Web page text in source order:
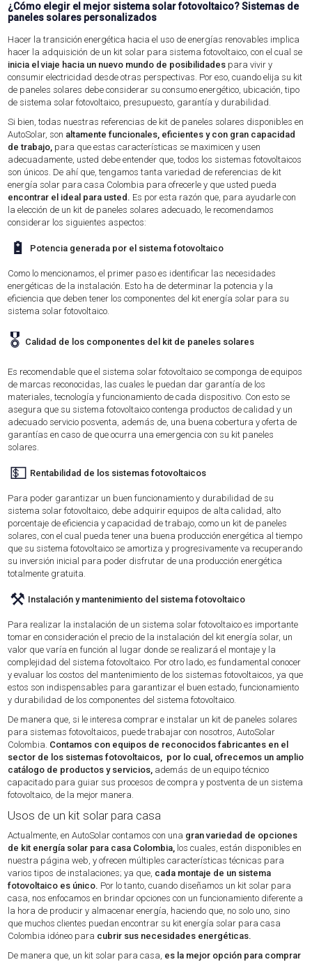
¿Cómo elegir el mejor sistema solar fotovoltaico? Sistemas de
paneles solares personalizados
Hacer la transición energética hacia el uso de energías renovables implica
hacer la adquisición de un kit solar para sistema fotovoltaico, con el cual se
inicia el viaje hacia un nuevo mundo de posibilidades para vivir y
consumir electricidad desde otras perspectivas. Por eso, cuando elija su kit
de paneles solares debe considerar su consumo energético, ubicación, tipo
de sistema solar fotovoltaico, presupuesto, garantía y durabilidad.
Si bien, todas nuestras referencias de kit de paneles solares disponibles en
AutoSolar, son altamente funcionales, eficientes y con gran capacidad
de trabajo, para que estas características se maximicen y usen
adecuadamente, usted debe entender que, todos los sistemas fotovoltaicos
son únicos. De ahí que, tengamos tanta variedad de referencias de kit
energía solar para casa Colombia para ofrecerle y que usted pueda
encontrar el ideal para usted. Es por esta razón que, para ayudarle con
la elección de un kit de paneles solares adecuado, le recomendamos
considerar los siguientes aspectos:
🔋 Potencia generada por el sistema fotovoltaico
Como lo mencionamos, el primer paso es identificar las necesidades
energéticas de la instalación. Esto ha de determinar la potencia y la
eficiencia que deben tener los componentes del kit energía solar para su
sistema solar fotovoltaico.
🎖️ Calidad de los componentes del kit de paneles solares
Es recomendable que el sistema solar fotovoltaico se componga de equipos
de marcas reconocidas, las cuales le puedan dar garantía de los
materiales, tecnología y funcionamiento de cada dispositivo. Con esto se
asegura que su sistema fotovoltaico contenga productos de calidad y un
adecuado servicio posventa, además de, una buena cobertura y oferta de
garantías en caso de que ocurra una emergencia con su kit paneles
solares.
💵 Rentabilidad de los sistemas fotovoltaicos
Para poder garantizar un buen funcionamiento y durabilidad de su
sistema solar fotovoltaico, debe adquirir equipos de alta calidad, alto
porcentaje de eficiencia y capacidad de trabajo, como un kit de paneles
solares, con el cual pueda tener una buena producción energética al tiempo
que su sistema fotovoltaico se amortiza y progresivamente va recuperando
su inversión inicial para poder disfrutar de una producción energética
totalmente gratuita.
⚒️ Instalación y mantenimiento del sistema fotovoltaico
Para realizar la instalación de un sistema solar fotovoltaico es importante
tomar en consideración el precio de la instalación del kit energía solar, un
valor que varía en función al lugar donde se realizará el montaje y la
complejidad del sistema fotovoltaico. Por otro lado, es fundamental conocer
y evaluar los costos del mantenimiento de los sistemas fotovoltaicos, ya que
estos son indispensables para garantizar el buen estado, funcionamiento
y durabilidad de los componentes del sistema fotovoltaico.
De manera que, si le interesa comprar e instalar un kit de paneles solares
para sistemas fotovoltaicos, puede trabajar con nosotros, AutoSolar
Colombia. Contamos con equipos de reconocidos fabricantes en el
sector de los sistemas fotovoltaicos, por lo cual, ofrecemos un amplio
catálogo de productos y servicios, además de un equipo técnico
capacitado para guiar sus procesos de compra y postventa de un sistema
fotovoltaico, de la mejor manera.
Usos de un kit solar para casa
Actualmente, en AutoSolar contamos con una gran variedad de opciones
de kit energía solar para casa Colombia, los cuales, están disponibles en
nuestra página web, y ofrecen múltiples características técnicas para
varios tipos de instalaciones; ya que, cada montaje de un sistema
fotovoltaico es único. Por lo tanto, cuando diseñamos un kit solar para
casa, nos enfocamos en brindar opciones con un funcionamiento diferente a
la hora de producir y almacenar energía, haciendo que, no solo uno, sino
que muchos clientes puedan encontrar su kit energía solar para casa
Colombia idóneo para cubrir sus necesidades energéticas.
De manera que, un kit solar para casa, es la mejor opción para comprar